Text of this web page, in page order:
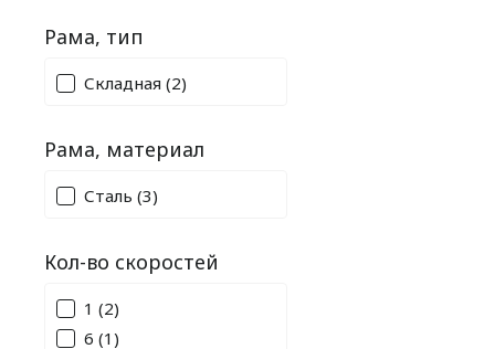
Рама, тип
Складная (2)
Рама, материал
Сталь (3)
Кол-во скоростей
1 (2)
6 (1)